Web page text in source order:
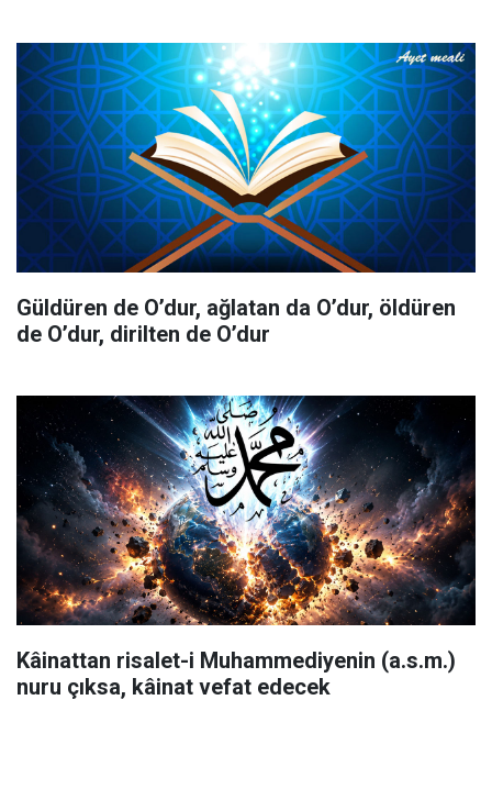
Güldüren de O’dur, ağlatan da O’dur, öldüren
de O’dur, dirilten de O’dur
Kâinattan risalet-i Muhammediyenin (a.s.m.)
nuru çıksa, kâinat vefat edecek